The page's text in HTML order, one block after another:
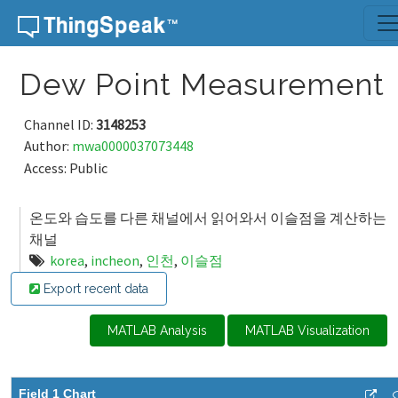
Skip to content
Dew Point Measurement
Channel ID: 3148253
Author: mwa0000037073448
Access: Public
온도와 습도를 다른 채널에서 읽어와서 이슬점을 계산하는
채널
korea, incheon, 인천, 이슬점
Export recent data
MATLAB Analysis MATLAB Visualization
Field 1 Chart